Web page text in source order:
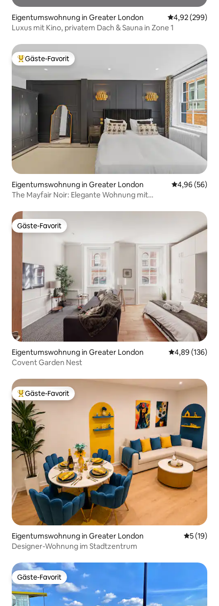
Eigentumswohnung in Greater London
4,92 (299)
Luxus mit Kino, privatem Dach & Sauna in Zone 1
Beliebter Gäste-Favorit.
Gäste-Favorit
Eigentumswohnung in Greater London
4,96 (56)
The Mayfair Noir: Elegante Wohnung mit
Gäste-Favorit
Gäste-Favorit
Eigentumswohnung in Greater London
4,89 (136)
Covent Garden Nest
Beliebter Gäste-Favorit.
Gäste-Favorit
Eigentumswohnung in Greater London
5 (19)
Designer-Wohnung im Stadtzentrum
Gäste-Favorit
Gäste-Favorit